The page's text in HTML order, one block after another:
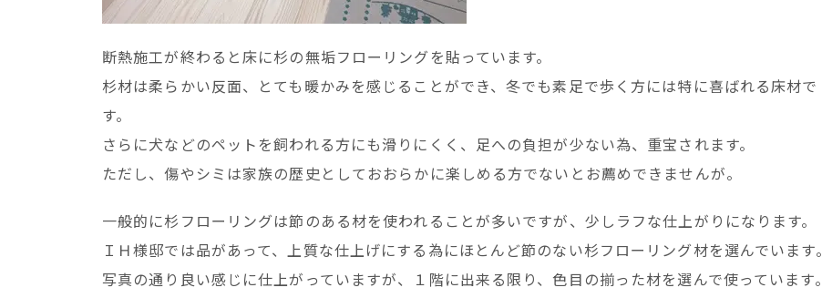
断熱施工が終わると床に杉の無垢フローリングを貼っています。
杉材は柔らかい反面、とても暖かみを感じることができ、冬でも素足で歩く方には特に喜ばれる床材で
す。
さらに犬などのペットを飼われる方にも滑りにくく、足への負担が少ない為、重宝されます。
ただし、傷やシミは家族の歴史としておおらかに楽しめる方でないとお薦めできませんが。
一般的に杉フローリングは節のある材を使われることが多いですが、少しラフな仕上がりになります。
ＩＨ様邸では品があって、上質な仕上げにする為にほとんど節のない杉フローリング材を選んでいます。
写真の通り良い感じに仕上がっていますが、１階に出来る限り、色目の揃った材を選んで使っています。